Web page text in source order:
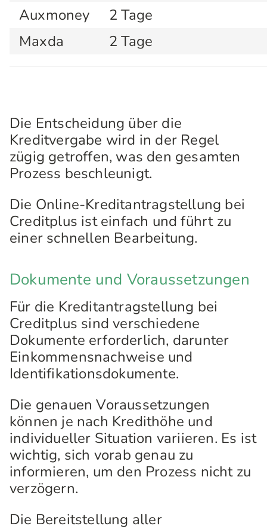
Auxmoney
2 Tage
Maxda
2 Tage
Die Entscheidung über die
Kreditvergabe wird in der Regel
zügig getroffen, was den gesamten
Prozess beschleunigt.
Die Online-Kreditantragstellung bei
Creditplus ist einfach und führt zu
einer schnellen Bearbeitung.
Dokumente und Voraussetzungen
Für die Kreditantragstellung bei
Creditplus sind verschiedene
Dokumente erforderlich, darunter
Einkommensnachweise und
Identifikationsdokumente.
Die genauen Voraussetzungen
können je nach Kredithöhe und
individueller Situation variieren. Es ist
wichtig, sich vorab genau zu
informieren, um den Prozess nicht zu
verzögern.
Die Bereitstellung aller